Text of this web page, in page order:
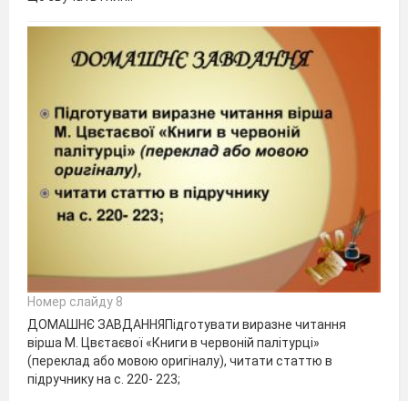
Номер слайду 8
ДОМАШНЄ ЗАВДАННЯПідготувати виразне читання
вірша М. Цвєтаєвої «Книги в червоній палітурці»
(переклад або мовою оригіналу), читати статтю в
підручнику на с. 220- 223;